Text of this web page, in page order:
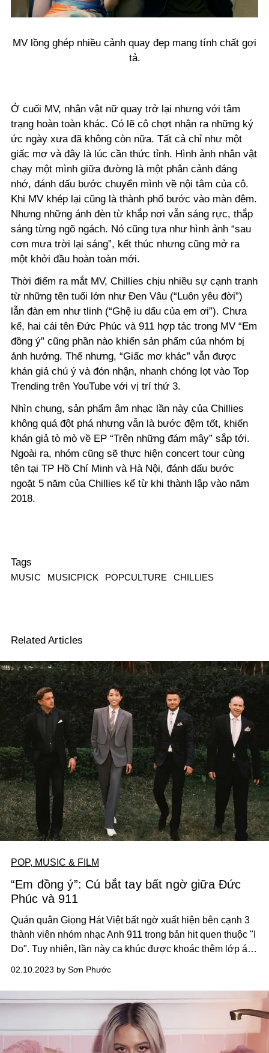
MV lồng ghép nhiều cảnh quay đẹp mang tính chất gợi
tả.
Ở cuối MV, nhân vật nữ quay trở lại nhưng với tâm
trạng hoàn toàn khác. Có lẽ cô chợt nhận ra những ký
ức ngày xưa đã không còn nữa. Tất cả chỉ như một
giấc mơ và đây là lúc cần thức tỉnh. Hình ảnh nhân vật
chạy một mình giữa đường là một phân cảnh đáng
nhớ, đánh dấu bước chuyển mình về nội tâm của cô.
Khi MV khép lại cũng là thành phố bước vào màn đêm.
Nhưng những ánh đèn từ khắp nơi vẫn sáng rực, thắp
sáng từng ngõ ngách. Nó cũng tựa như hình ảnh “sau
cơn mưa trời lại sáng”, kết thúc nhưng cũng mở ra
một khởi đầu hoàn toàn mới.
Thời điểm ra mắt MV, Chillies chịu nhiều sự cạnh tranh
từ những tên tuổi lớn như Đen Vâu (“Luôn yêu đời”)
lẫn đàn em như tlinh (“Ghệ iu dấu của em ơi”). Chưa
kể, hai cái tên Đức Phúc và 911 hợp tác trong MV “Em
đồng ý” cũng phần nào khiến sản phẩm của nhóm bị
ảnh hưởng. Thế nhưng, “Giấc mơ khác” vẫn được
khán giả chú ý và đón nhận, nhanh chóng lọt vào Top
Trending trên YouTube với vị trí thứ 3.
Nhìn chung, sản phẩm âm nhạc lần này của Chillies
không quá đột phá nhưng vẫn là bước đệm tốt, khiến
khán giả tò mò về EP “Trên những đám mây” sắp tới.
Ngoài ra, nhóm cũng sẽ thực hiện concert tour cùng
tên tại TP Hồ Chí Minh và Hà Nội, đánh dấu bước
ngoặt 5 năm của Chillies kể từ khi thành lập vào năm
2018.
Tags
MUSIC MUSICPICK POPCULTURE CHILLIES
Related Articles
POP, MUSIC & FILM
“Em đồng ý”: Cú bắt tay bất ngờ giữa Đức
Phúc và 911
Quán quân Giọng Hát Việt bất ngờ xuất hiện bên cạnh 3
thành viên nhóm nhạc Anh 911 trong bản hit quen thuộc "I
Do". Tuy nhiên, lần này ca khúc được khoác thêm lớp áo
giàu ý nghĩa và phần MV thực hiện chỉn chu là yếu tố giúp
sản phẩm ghi điểm, hiện là MV được quan tâm nhất trên
mạng xã hội YouTube.
02.10.2023 by Sơn Phước